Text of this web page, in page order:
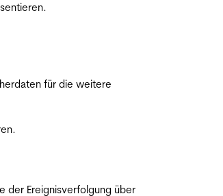
für die weitere
der Ereignisverfolgung über